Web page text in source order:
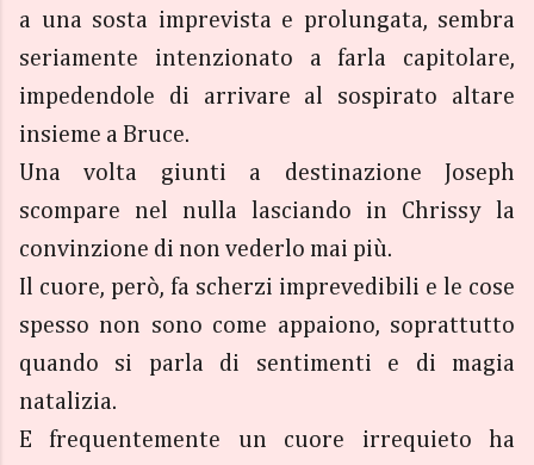
a una sosta imprevista e prolungata, sembra
seriamente intenzionato a farla capitolare,
impedendole di arrivare al sospirato altare
insieme a Bruce.
Una volta giunti a destinazione Joseph
scompare nel nulla lasciando in Chrissy la
convinzione di non vederlo mai più.
Il cuore, però, fa scherzi imprevedibili e le cose
spesso non sono come appaiono, soprattutto
quando si parla di sentimenti e di magia
natalizia.
E frequentemente un cuore irrequieto ha